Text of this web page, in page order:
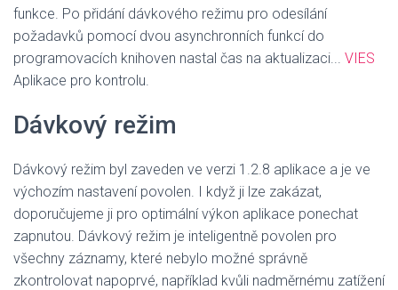
funkce. Po přidání dávkového režimu pro odesílání
požadavků pomocí dvou asynchronních funkcí do
programovacích knihoven nastal čas na aktualizaci... VIES
Aplikace pro kontrolu.
Dávkový režim
Dávkový režim byl zaveden ve verzi 1.2.8 aplikace a je ve
výchozím nastavení povolen. I když ji lze zakázat,
doporučujeme ji pro optimální výkon aplikace ponechat
zapnutou. Dávkový režim je inteligentně povolen pro
všechny záznamy, které nebylo možné správně
zkontrolovat napoprvé, například kvůli nadměrnému zatížení